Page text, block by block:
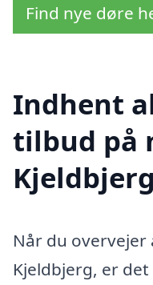
Find nye døre
Indhent
tilbud på
Kjeldbjerg
Når du overvejer
Kjeldbjerg, er